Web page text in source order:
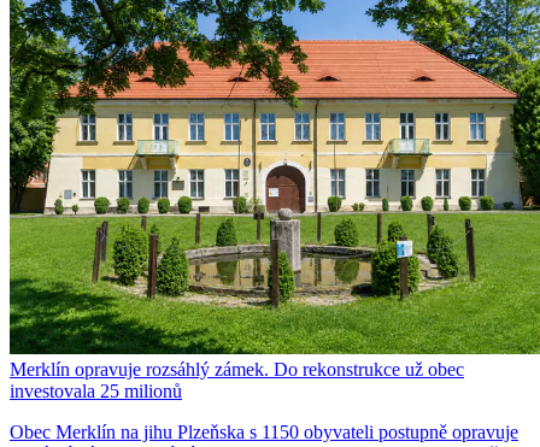
Merklín opravuje rozsáhlý zámek. Do rekonstrukce už obec
investovala 25 milionů
Obec Merklín na jihu Plzeňska s 1150 obyvateli postupně opravuje